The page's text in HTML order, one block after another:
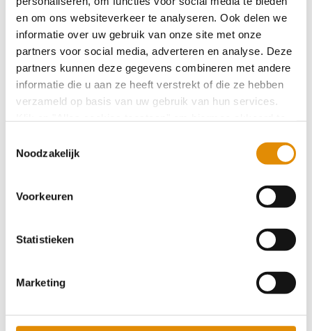
en om ons websiteverkeer te analyseren. Ook delen we
informatie over uw gebruik van onze site met onze
partners voor social media, adverteren en analyse. Deze
partners kunnen deze gegevens combineren met andere
informatie die u aan ze heeft verstrekt of die ze hebben
verzameld op basis van uw gebruik van hun services.
Op onze privacypagina kunt u meer lezen over onze
cookies en via de cookie-instellingen button linksonder op
onze website kan je je toestemming op elk moment
wijzigen.
Noodzakelijk
Voorkeuren
Statistieken
Marketing
Inge en Ilse gaan voor de finish bij Peloton
d'Or
Van je ellende je werk maken